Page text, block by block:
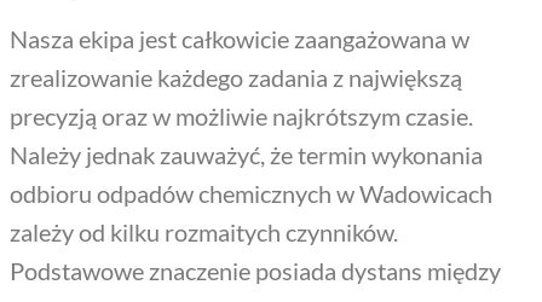
Nasza ekipa jest całkowicie zaangażowana w
zrealizowanie każdego zadania z największą
precyzją oraz w możliwie najkrótszym czasie.
Należy jednak zauważyć, że termin wykonania
odbioru odpadów chemicznych w Wadowicach
zależy od kilku rozmaitych czynników.
Podstawowe znaczenie posiada dystans między